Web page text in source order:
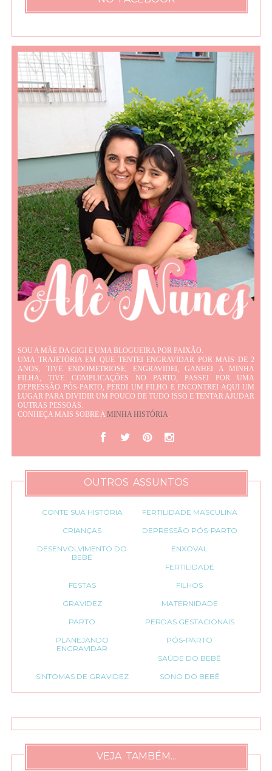
SOU A MÃE DA GIGI E UMA BLOGUEIRA POR PAIXÃO.
UMA TRAJETÓRIA EM QUE TENTEI ENGRAVIDAR POR MAIS DE 2
ANOS, TIVE ENDOMETRIOSE, ENGRAVIDEI, GANHEI A MINHA
FILHA, TIVE COMPLICAÇÕES NO PARTO, PASSEI POR UMA
DEPRESSÃO PÓS-PARTO, PERDI UM FILHO E ENCONTREI AQUI UM
LUGAR PARA DIVIDIR UM POUCO DE TUDO ISSO E TENTAR AJUDAR
OUTRAS PESSOAS.
CONHEÇA MAIS SOBRE AMINHA HISTÓRIA.
OUTROS ASSUNTOS
CONTE SUA HISTÓRIA
FERTILIDADE MASCULINA
CRIANÇAS
DEPRESSÃO PÓS-PARTO
DESENVOLVIMENTO DO
BEBÊ
ENXOVAL
FERTILIDADE
FESTAS
FILHOS
GRAVIDEZ
MATERNIDADE
PARTO
PERDAS GESTACIONAIS
PLANEJANDO
ENGRAVIDAR
PÓS-PARTO
SAÚDE DO BEBÊ
SINTOMAS DE GRAVIDEZ
SONO DO BEBÊ
VEJA TAMBÉM...